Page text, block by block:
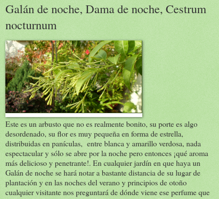
Galán de noche, Dama de noche, Cestrum
nocturnum
Este es un arbusto que no es realmente bonito, su porte es algo
desordenado, su flor es muy pequeña en forma de estrella,
distribuidas en panículas, entre blanca y amarillo verdosa, nada
espectacular y sólo se abre por la noche pero entonces ¡qué aroma
más delicioso y penetrante!. En cualquier jardín en que haya un
Galán de noche se hará notar a bastante distancia de su lugar de
plantación y en las noches del verano y principios de otoño
cualquier visitante nos preguntará de dónde viene ese perfume que